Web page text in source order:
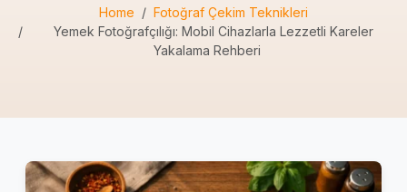
Home
Fotoğraf Çekim Teknikleri
Yemek Fotoğrafçılığı: Mobil Cihazlarla Lezzetli Kareler
Yakalama Rehberi